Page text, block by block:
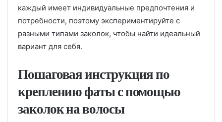
каждый имеет индивидуальные предпочтения и
потребности, поэтому экспериментируйте с
разными типами заколок, чтобы найти идеальный
вариант для себя.
Пошаговая инструкция по
креплению фаты с помощью
заколок на волосы